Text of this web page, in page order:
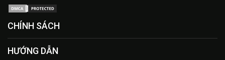
CHÍNH SÁCH
HƯỚNG DẪN